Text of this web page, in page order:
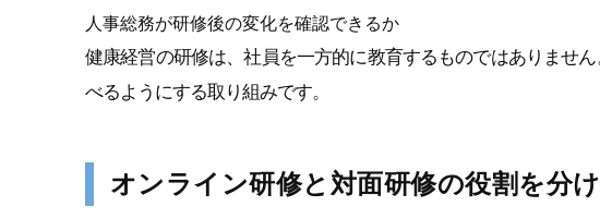
人事総務が研修後の変化を確認できるか
健康経営の研修は、社員を一方的に教育するものではありませ
べるようにする取り組みです。
オンライン研修と対面研修の役割を分